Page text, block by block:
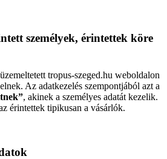
személyek, érintettek köre
tropus-szeged.hu weboldalon
Az adatkezelés szempontjából azt a
, akinek a személyes adatát kezelik.
érintettek tipikusan a vásárlók.